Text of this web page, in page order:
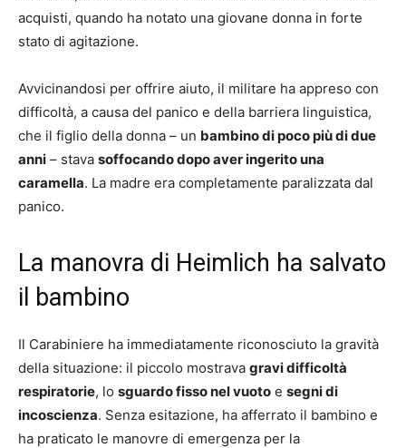
acquisti, quando ha notato una giovane donna in forte
stato di agitazione.
Avvicinandosi per offrire aiuto, il militare ha appreso con
difficoltà, a causa del panico e della barriera linguistica,
che il figlio della donna – un bambino di poco più di due
anni – stava soffocando dopo aver ingerito una
caramella. La madre era completamente paralizzata dal
panico.
La manovra di Heimlich ha salvato
il bambino
Il Carabiniere ha immediatamente riconosciuto la gravità
della situazione: il piccolo mostrava gravi difficoltà
respiratorie, lo sguardo fisso nel vuoto e segni di
incoscienza. Senza esitazione, ha afferrato il bambino e
ha praticato le manovre di emergenza per la